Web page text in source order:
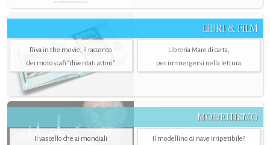
LIBRI & FILM
Riva in the movie, il racconto
dei motoscafi “diventati attori”
Libreria Mare di carta,
per immergersi nella lettura
MODELLISMO
Il vascello che ai mondiali
Il modellino di nave irripetibile?